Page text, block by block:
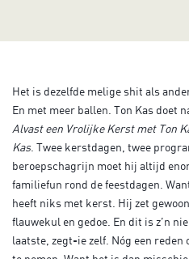
Het is dezelfde melige shit als
En met meer ballen. Ton Kas doet
Alvast een Vrolijke Kerst met Ton
Kas. Twee kerstdagen, twee
beroepschagrijn moet hij altijd
familiefun rond de feestdagen.
heeft niks met kerst. Hij zet
flauwekul en gedoe. En dit is z’n
laatste, zegt-ie zelf. Nóg een